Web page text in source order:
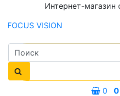
Интернет-магазин
FOCUS VISION
0 0